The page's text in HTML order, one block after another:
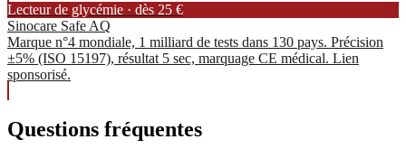
Lecteur de glycémie · dès 25 €
Sinocare Safe AQ
Marque n°4 mondiale, 1 milliard de tests dans 130 pays. Précision
±5% (ISO 15197), résultat 5 sec, marquage CE médical. Lien
sponsorisé.
Questions fréquentes